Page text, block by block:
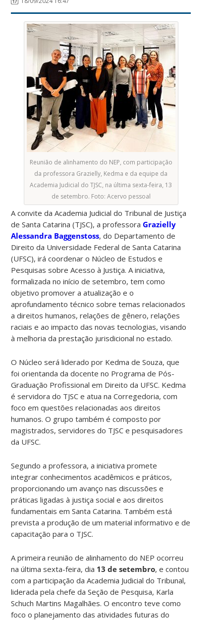
Reunião de alinhamento do NEP, com participação
da professora Grazielly, Kedma e da equipe da
Academia Judicial do TJSC, na última sexta-feira, 13
de setembro. Foto: Acervo pessoal
A convite da Academia Judicial do Tribunal de Justiça
de Santa Catarina (TJSC), a professoraGrazielly
Alessandra Baggenstoss, do Departamento de
Direito da Universidade Federal de Santa Catarina
(UFSC), irá coordenar o Núcleo de Estudos e
Pesquisas sobre Acesso à Justiça. A iniciativa,
formalizada no início de setembro, tem como
objetivo promover a atualização e o
aprofundamento técnico sobre temas relacionados
a direitos humanos, relações de gênero, relações
raciais e ao impacto das novas tecnologias, visando
à melhoria da prestação jurisdicional no estado.
O Núcleo será liderado por Kedma de Souza, que
foi orientanda da docente no Programa de Pós-
Graduação Profissional em Direito da UFSC. Kedma
é servidora do TJSC e atua na Corregedoria, com
foco em questões relacionadas aos direitos
humanos. O grupo também é composto por
magistrados, servidores do TJSC e pesquisadores
da UFSC.
Segundo a professora, a iniciativa promete
integrar conhecimentos acadêmicos e práticos,
proporcionando um avanço nas discussões e
práticas ligadas à justiça social e aos direitos
fundamentais em Santa Catarina. Também está
prevista a produção de um material informativo e de
capacitação para o TJSC.
A primeira reunião de alinhamento do NEP ocorreu
na última sexta-feira, dia 13 de setembro, e contou
com a participação da Academia Judicial do Tribunal,
liderada pela chefe da Seção de Pesquisa, Karla
Schuch Martins Magalhães. O encontro teve como
foco o planejamento das atividades futuras do